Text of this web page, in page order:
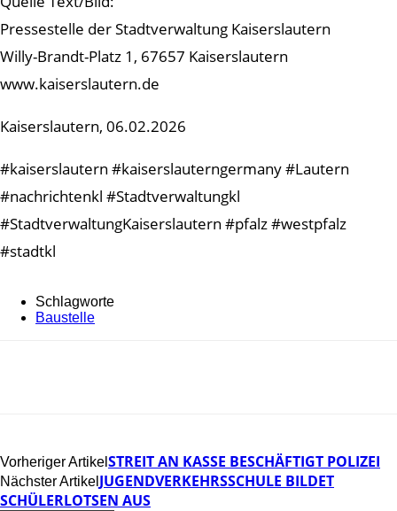
Pressestelle der Stadtverwaltung Kaiserslautern
Willy-Brandt-Platz 1, 67657 Kaiserslautern
www.kaiserslautern.de
Kaiserslautern, 06.02.2026
#kaiserslautern #kaiserslauterngermany #Lautern
#nachrichtenkl #Stadtverwaltungkl
#StadtverwaltungKaiserslautern #pfalz #westpfalz
#stadtkl
Schlagworte
Baustelle
Vorheriger Artikel STREIT AN KASSE BESCHÄFTIGT POLIZEI
Nächster Artikel JUGENDVERKEHRSSCHULE BILDET
SCHÜLERLOTSEN AUS